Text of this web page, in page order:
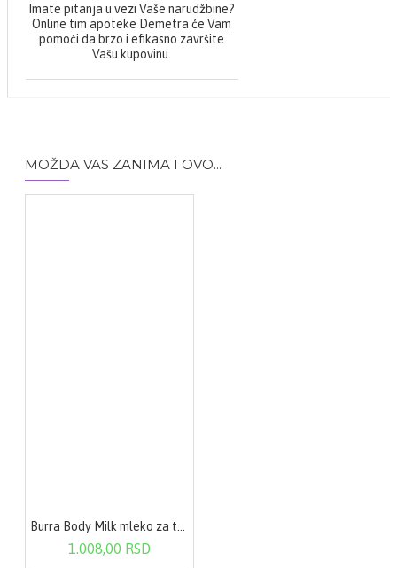
Imate pitanja u vezi Vaše narudžbine?
Online tim apoteke Demetra će Vam
pomoći da brzo i efikasno završite
Vašu kupovinu.
MOŽDA VAS ZANIMA I OVO...
1.008,00 RSD